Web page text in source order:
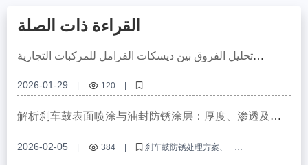
القراءة ذات الصلة
تحليل الفروق بين ديسكات الفرامل للمركبات التجارية
الميزة الأساسية؟
2026-01-29 | 120
|
ديسكات فرامل عالية المقاومة، ديسكات فرامل مضادة للتآكل، توافق 99% من
الموديلات، أنظمة الفرامل للمركبات التجارية، اعتماد ديسكات الفرامل
解析刹车鼓表面喷涂与油封防锈涂层：厚度、渗透及微
2026-02-05 | 384 |
刹车鼓防锈处理方案
潮湿地区刹车鼓防护
商用车制动系统防腐技术